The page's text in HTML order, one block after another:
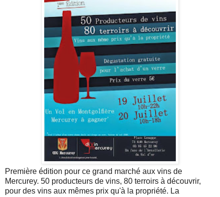
Première édition pour ce grand marché aux vins de
Mercurey. 50 producteurs de vins, 80 terroirs à découvrir,
pour des vins aux mêmes prix qu'à la propriété. La